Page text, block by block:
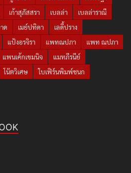
เก้าสุภัสสรา เบลล่า
เบลล่าราณี
ด เมย์ปทิดา
เลดี้ปราง
แป้งอรจิรา แพทณปภา
แพท ณปภา
แพนเค้กเขมนิจ
แมทภีรนีย์
โน๊ตวิเศษ
ใบเฟิร์นพิมพ์ชนก